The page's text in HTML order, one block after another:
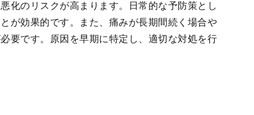
化のリスクが高まります。日常的な予防策とし
が効果的です。また、痛みが長期間続く場合や
要です。原因を早期に特定し、適切な対処を行